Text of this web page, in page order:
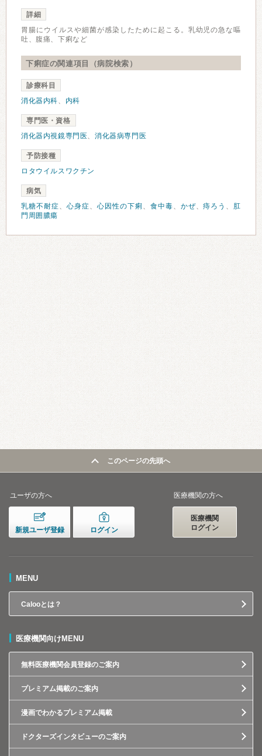
詳細
胃腸にウイルスや細菌が感染したために起こる。乳幼児の急な嘔
吐、腹痛、下痢など
下痢症の関連項目（病院検索）
診療科目
消化器内科、 内科
専門医・資格
消化器内視鏡専門医、消化器病専門医
予防接種
ロタウイルスワクチン
病気
乳糖不耐症、 心身症、 心因性の下痢 、 食中毒、 かぜ、痔ろう 、 肛
門周囲膿瘍
このページの先頭へ
ユーザの方へ
新規ユーザ登録 ログイン
医療機関の方へ
医療機関
ログイン
MENU
Calooとは？
医療機関向けMENU
無料医療機関会員登録のご案内
プレミアム掲載のご案内
漫画でわかるプレミアム掲載
ドクターズインタビューのご案内